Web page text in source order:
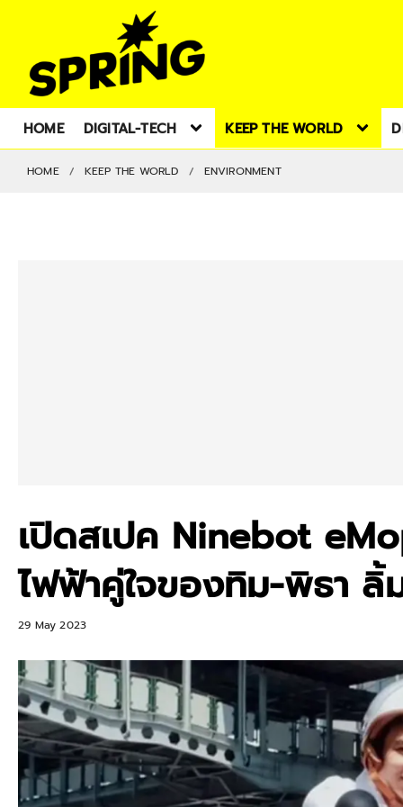
HOME DIGITAL-TECH KEEP THE WORLD
HOME KEEP THE WORLD ENVIRONMENT
เปิดสเปค Ninebot
ไฟฟ้าคู่ใจของทิม-พิธา ลิ้
29 May 2023